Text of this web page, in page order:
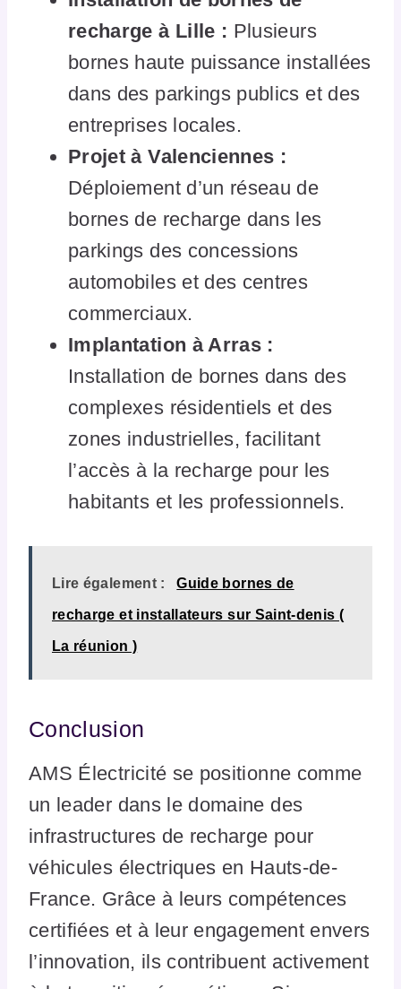
recharge à Lille : Plusieurs
bornes haute puissance installées
dans des parkings publics et des
entreprises locales.
Projet à Valenciennes :
Déploiement d’un réseau de
bornes de recharge dans les
parkings des concessions
automobiles et des centres
commerciaux.
Implantation à Arras :
Installation de bornes dans des
complexes résidentiels et des
zones industrielles, facilitant
l’accès à la recharge pour les
habitants et les professionnels.
Lire également : Guide bornes de
recharge et installateurs sur Saint-denis (
La réunion )
Conclusion
AMS Électricité se positionne comme
un leader dans le domaine des
infrastructures de recharge pour
véhicules électriques en Hauts-de-
France. Grâce à leurs compétences
certifiées et à leur engagement envers
l’innovation, ils contribuent activement